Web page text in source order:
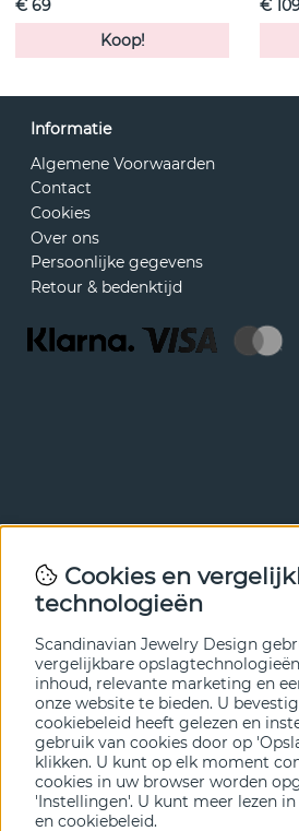
€ 69
Koop!
€
Informatie
Algemene Voorwaarden
Contact
Cookies
Over ons
Persoonlijke gegevens
Retour & bedenktijd
Met onze nieuwsbrief ben je als
nieuws en aanbiedingen. Meld je
Cookies en
technologieën
Scandinavian Jewelry Design
vergelijkbare
inhoud, relevante marketing en
onze website te bieden. U
cookiebeleid heeft gelezen en
gebruik van cookies door op
klikken. U kunt op elk moment
cookies in uw browser worden
'Instellingen'. U kunt meer lezen in
en cookiebeleid.